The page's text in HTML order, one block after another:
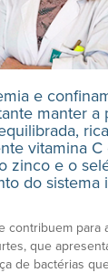
e
manter a
vitamina C
zinco e o
do sistema
contribuem para
que
de bactérias